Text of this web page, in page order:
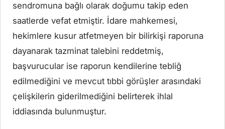
sendromuna bağlı olarak doğumu takip eden
saatlerde vefat etmiştir. İdare mahkemesi,
hekimlere kusur atfetmeyen bir bilirkişi raporuna
dayanarak tazminat talebini reddetmiş,
başvurucular ise raporun kendilerine tebliğ
edilmediğini ve mevcut tıbbi görüşler arasındaki
çelişkilerin giderilmediğini belirterek ihlal
iddiasında bulunmuştur.